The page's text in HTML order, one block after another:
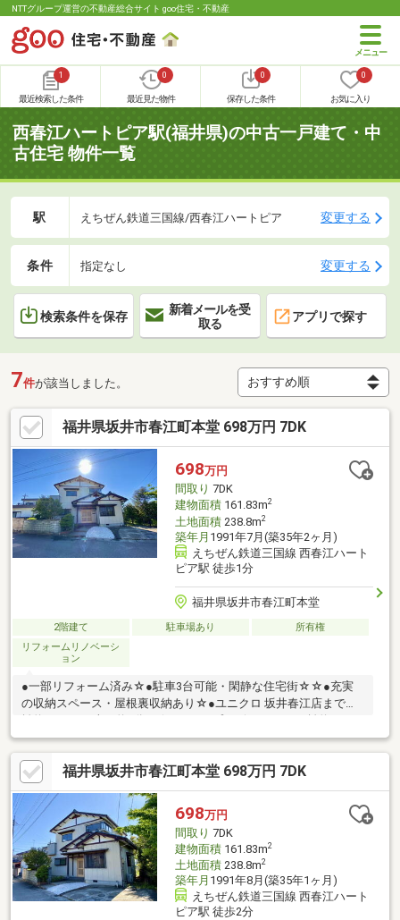
NTTグループ運営の不動産総合サイト goo住宅・不動産
1
最近検索した条件
0
最近見た物件
0
保存した条件
0
お気に入り
西春江ハートピア駅(福井県)の中古一戸建て・中
古住宅 物件一覧
駅 えちぜん鉄道三国線/西春江ハートピア 変更する
条件 指定なし 変更する
検索条件を保存
新着メールを受
取る
アプリで探す
7件が該当しました。
福井県坂井市春江町本堂 698万円 7DK
698万円
間取り 7DK
建物面積161.83m2
土地面積238.8m2
築年月 1991年7月(築35年2ヶ月)
えちぜん鉄道三国線 西春江ハート
ピア駅 徒歩1分
福井県坂井市春江町本堂
2階建て 駐車場あり
所有権
リフォームリノベーシ
ョン
●一部リフォーム済み☆●駐車3台可能・閑静な住宅街☆☆●充実
の収納スペース・屋根裏収納あり☆●ユニクロ 坂井春江店まで距
ｍ（車で約5分）☆●ハーツはるえまで距離約2100ｍ（車で約6
分）☆●スーパーマーケットバロー 春江店まで距離約2100ｍ(車で
約6分）☆●ゲンキー春江店まで距離約2100ｍ（車で約5分）☆※
告知事項あり
福井県坂井市春江町本堂 698万円 7DK
698万円
間取り 7DK
建物面積161.83m2
土地面積238.8m2
築年月 1991年8月(築35年1ヶ月)
えちぜん鉄道三国線 西春江ハート
ピア駅 徒歩2分